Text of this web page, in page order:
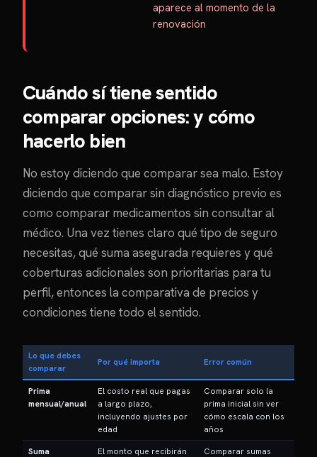
aparece al momento de la
renovación
Cuándo sí tiene sentido
comparar opciones: y cómo
hacerlo bien
No estoy diciendo que comparar sea malo. Estoy
diciendo que comparar sin diagnóstico previo es
como comparar medicamentos sin consultar al
médico. Una vez tienes claro qué tipo de seguro
necesitas, qué suma asegurada requieres y qué
coberturas adicionales son prioritarias para tu
perfil, entonces la comparativa de precios y
condiciones tiene todo el sentido.
Lo que debes
comparar
Por qué importa Error común
Prima
mensual/anual
El costo real que pagas
a largo plazo,
incluyendo ajustes por
edad
Comparar solo la
prima inicial sin ver
cómo escala con los
años
Suma
El monto que recibirán
Comparar sumas